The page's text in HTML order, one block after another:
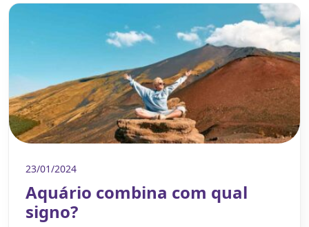
23/01/2024
Aquário combina com qual
signo?